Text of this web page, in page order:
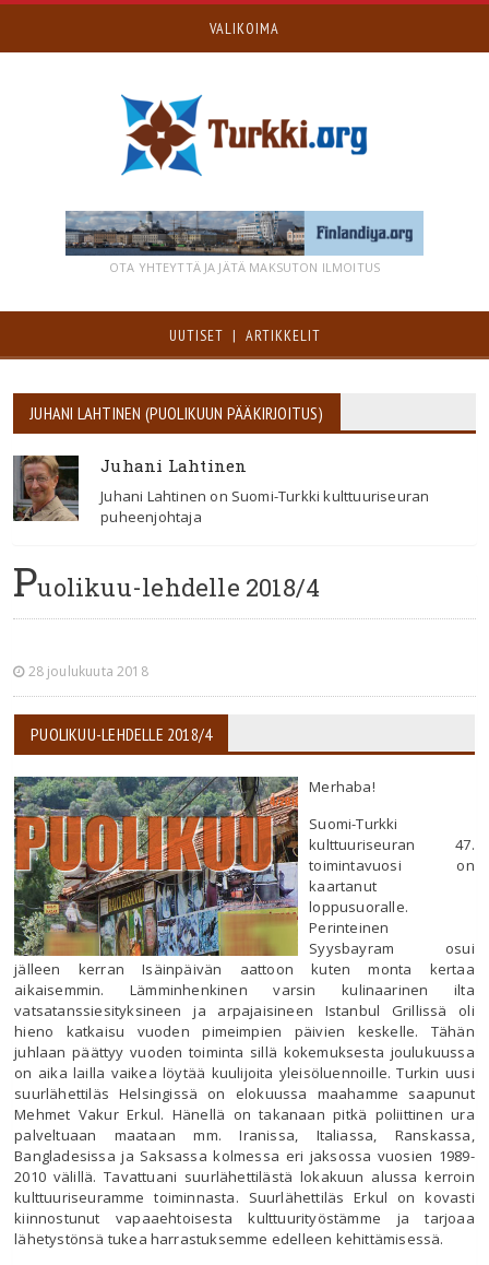
VALIKOIMA
OTA YHTEYTTÄ JA JÄTÄ MAKSUTON ILMOITUS
UUTISET | ARTIKKELIT
JUHANI LAHTINEN (PUOLIKUUN PÄÄKIRJOITUS)
Juhani Lahtinen
Juhani Lahtinen on Suomi-Turkki kulttuuriseuran
puheenjohtaja
Puolikuu-lehdelle 2018/4
28 joulukuuta 2018
PUOLIKUU-LEHDELLE 2018/4
Merhaba!
Suomi-Turkki
kulttuuriseuran 47.
toimintavuosi on
kaartanut
loppusuoralle.
Perinteinen
Syysbayram osui
jälleen kerran Isäinpäivän aattoon kuten monta kertaa
aikaisemmin. Lämminhenkinen varsin kulinaarinen ilta
vatsatanssiesityksineen ja arpajaisineen Istanbul Grillissä oli
hieno katkaisu vuoden pimeimpien päivien keskelle. Tähän
juhlaan päättyy vuoden toiminta sillä kokemuksesta joulukuussa
on aika lailla vaikea löytää kuulijoita yleisöluennoille. Turkin uusi
suurlähettiläs Helsingissä on elokuussa maahamme saapunut
Mehmet Vakur Erkul. Hänellä on takanaan pitkä poliittinen ura
palveltuaan maataan mm. Iranissa, Italiassa, Ranskassa,
Bangladesissa ja Saksassa kolmessa eri jaksossa vuosien 1989-
2010 välillä. Tavattuani suurlähettilästä lokakuun alussa kerroin
kulttuuriseuramme toiminnasta. Suurlähettiläs Erkul on kovasti
kiinnostunut vapaaehtoisesta kulttuurityöstämme ja tarjoaa
lähetystönsä tukea harrastuksemme edelleen kehittämisessä.